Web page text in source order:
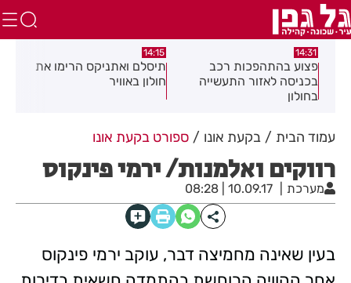
14:31
פצוע בהתהפכות רכב
בכניסה לאזור התעשייה
בחולון
14:15
תיסלם ואתניקס הרימו את
חולון באוויר
עמוד הבית בקעת אונו ספורט בקעת אונו
רווקים ואלמנות/ ירמי פינקוס
מערכת 10.09.17 | 08:28
בעין שאינה מחמיצה דבר, עוקב ירמי פינקוס